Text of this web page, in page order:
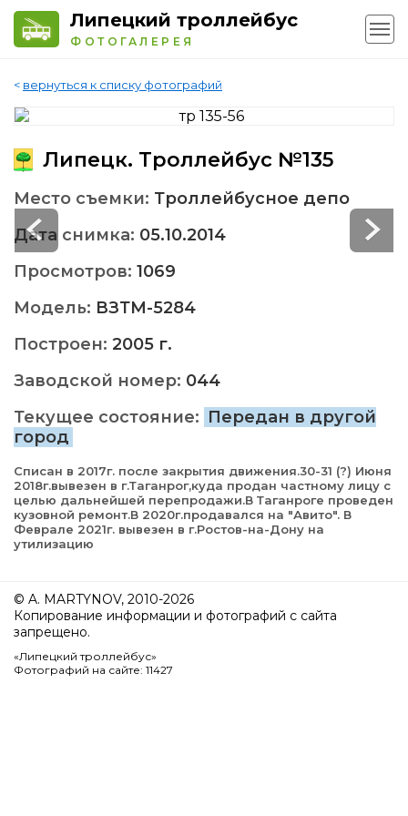
Липецкий троллейбус
ФОТОГАЛЕРЕЯ
< вернуться к списку фотографий
Липецк. Троллейбус №135
Место съемки: Троллейбусное депо
Дата снимка: 05.10.2014
Просмотров: 1069
Модель: ВЗТМ-5284
Построен: 2005 г.
Заводской номер: 044
Текущее состояние: Передан в другой
город
Списан в 2017г. после закрытия движения.30-31 (?) Июня
2018г.вывезен в г.Таганрог,куда продан частному лицу с
целью дальнейшей перепродажи.В Таганроге проведен
кузовной ремонт.В 2020г.продавался на "Авито". В
Феврале 2021г. вывезен в г.Ростов-на-Дону на
утилизацию
© A. MARTYNOV, 2010-2026
Копирование информации и фотографий с сайта
запрещено.
«Липецкий троллейбус»
Фотографий на сайте: 11427